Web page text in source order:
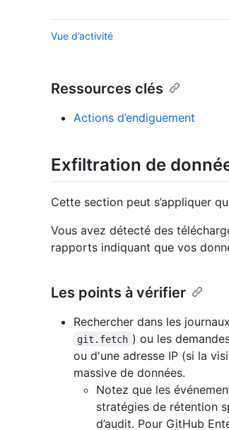
Vue d’activité
Ressources clés
Actions d’endiguement
Exfiltration de
Cette section peut s’appliquer
Vous avez détecté des
rapports indiquant que vos
Les points à vérifier
Rechercher dans les
git.fetch ) ou les
ou d'une adresse IP (si la
massive de données.
Notez que les
stratégies de rétention
d’audit. Pour GitHub